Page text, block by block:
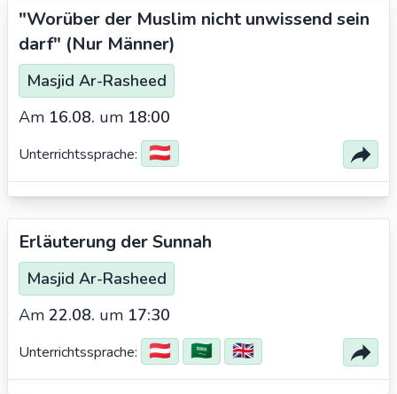
"Worüber der Muslim nicht unwissend sein
darf" (Nur Männer)
Masjid Ar-Rasheed
Am 16.08. um 18:00
Unterrichtssprache: 🇦🇹
Erläuterung der Sunnah
Masjid Ar-Rasheed
Am 22.08. um 17:30
Unterrichtssprache: 🇦🇹 🇸🇦 🇬🇧